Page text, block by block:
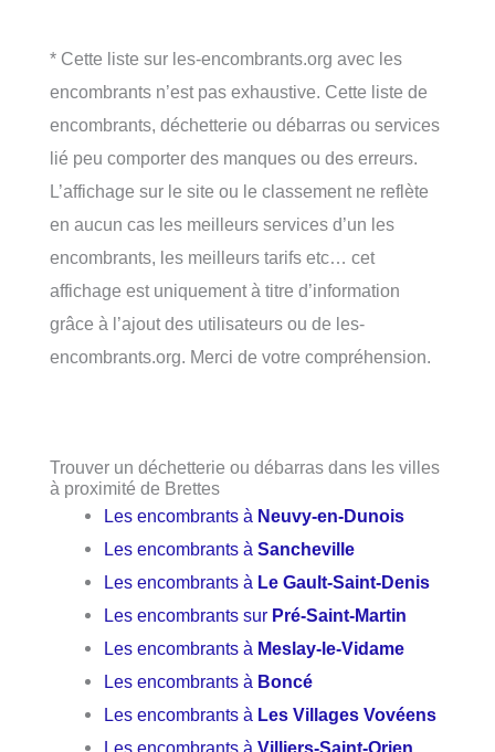
* Cette liste sur les-encombrants.org avec les
encombrants n’est pas exhaustive. Cette liste de
encombrants, déchetterie ou débarras ou services
lié peu comporter des manques ou des erreurs.
L’affichage sur le site ou le classement ne reflète
en aucun cas les meilleurs services d’un les
encombrants, les meilleurs tarifs etc… cet
affichage est uniquement à titre d’information
grâce à l’ajout des utilisateurs ou de les-
encombrants.org. Merci de votre compréhension.
Trouver un déchetterie ou débarras dans les villes
à proximité de Brettes
Les encombrants à Neuvy-en-Dunois
Les encombrants àSancheville
Les encombrants à Le Gault-Saint-Denis
Les encombrants sur Pré-Saint-Martin
Les encombrants à Meslay-le-Vidame
Les encombrants à Boncé
Les encombrants à Les Villages Vovéens
Les encombrants àVilliers-Saint-Orien